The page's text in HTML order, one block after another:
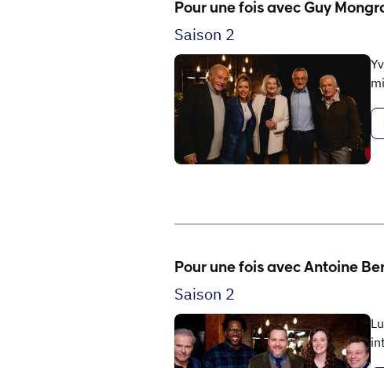
Pour une fois avec Guy
Saison 2
Pour une fois avec Antoine
Saison 2